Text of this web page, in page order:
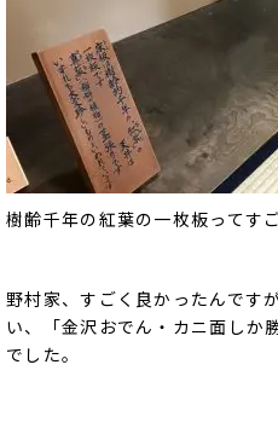
樹齢千年の紅葉の一枚板ってす
野村家、すごく良かったんです
い、「金沢おでん・カニ面しか
でした。